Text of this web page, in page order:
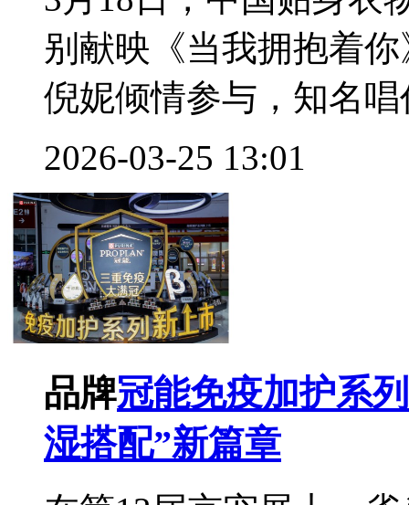
别献映《当我拥抱着
倪妮倾情参与，知名唱
2026-03-25 13:01
品牌冠能免疫加护系
湿搭配”新篇章